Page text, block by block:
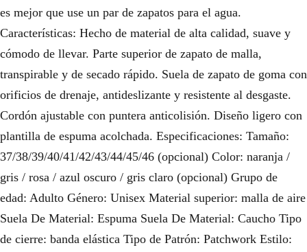
es mejor que use un par de zapatos para el agua.
Características: Hecho de material de alta calidad, suave y
cómodo de llevar. Parte superior de zapato de malla,
transpirable y de secado rápido. Suela de zapato de goma con
orificios de drenaje, antideslizante y resistente al desgaste.
Cordón ajustable con puntera anticolisión. Diseño ligero con
plantilla de espuma acolchada. Especificaciones: Tamaño:
37/38/39/40/41/42/43/44/45/46 (opcional) Color: naranja /
gris / rosa / azul oscuro / gris claro (opcional) Grupo de
edad: Adulto Género: Unisex Material superior: malla de aire
Suela De Material: Espuma Suela De Material: Caucho Tipo
de cierre: banda elástica Tipo de Patrón: Patchwork Estilo: